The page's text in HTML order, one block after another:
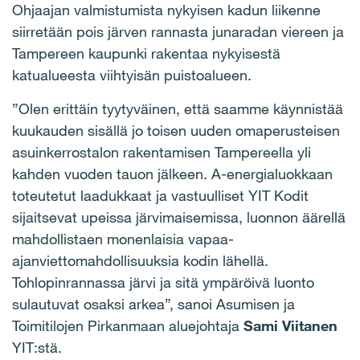
Ohjaajan valmistumista nykyisen kadun liikenne
siirretään pois järven rannasta junaradan viereen ja
Tampereen kaupunki rakentaa nykyisestä
katualueesta viihtyisän puistoalueen.
”Olen erittäin tyytyväinen, että saamme käynnistää
kuukauden sisällä jo toisen uuden omaperusteisen
asuinkerrostalon rakentamisen Tampereella yli
kahden vuoden tauon jälkeen. A-energialuokkaan
toteutetut laadukkaat ja vastuulliset YIT Kodit
sijaitsevat upeissa järvimaisemissa, luonnon äärellä
mahdollistaen monenlaisia vapaa-
ajanviettomahdollisuuksia kodin lähellä.
Tohlopinrannassa järvi ja sitä ympäröivä luonto
sulautuvat osaksi arkea”, sanoi Asumisen ja
Toimitilojen Pirkanmaan aluejohtaja Sami Viitanen
YIT:stä.